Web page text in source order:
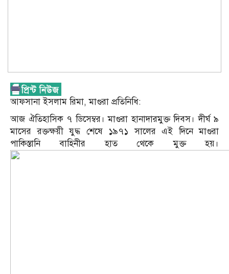
আফসানা ইসলাম রিমা, মাগুরা প্রতিনিধি:
আজ ঐতিহাসিক ৭ ডিসেম্বর। মাগুরা হানাদারমুক্ত দিবস। দীর্ঘ ৯
মাসের রক্তক্ষয়ী যুদ্ধ শেষে ১৯৭১ সালের এই দিনে মাগুরা
পাকিস্তানি বাহিনীর হাত থেকে মুক্ত হয়।